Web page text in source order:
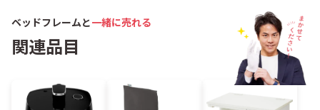
ベッドフレームと一緒に売れる
関連品目